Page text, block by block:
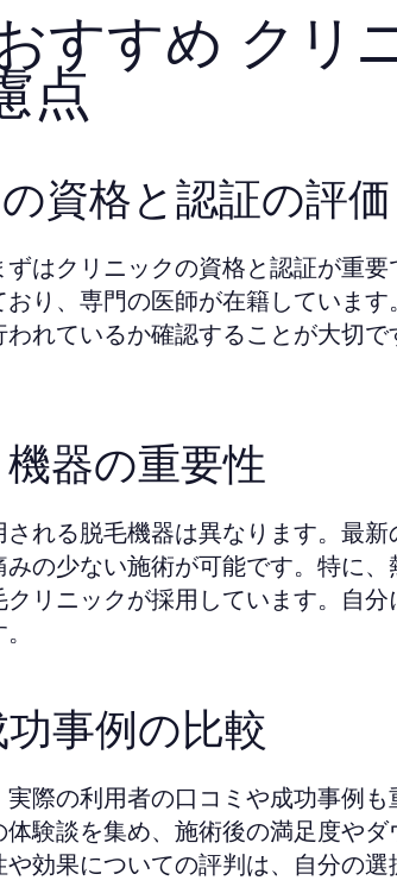
すすめ クリ
点
資格と認証の評価
はクリニックの資格と認証が重
り、専門の医師が在籍していま
れているか確認することが大切
器の重要性
れる脱毛機器は異なります。最
の少ない施術が可能です。特に
リニックが採用しています。自
事例の比較
際の利用者の口コミや成功事例
験談を集め、施術後の満足度や
効果についての評判は、自分の選